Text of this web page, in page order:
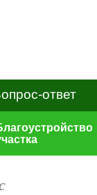
ответ